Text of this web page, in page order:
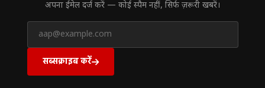
अपना ईमेल दर्ज करें — कोई स्पैम नहीं, सिर्फ ज़रूरी खबरें।
सब्सक्राइब करें